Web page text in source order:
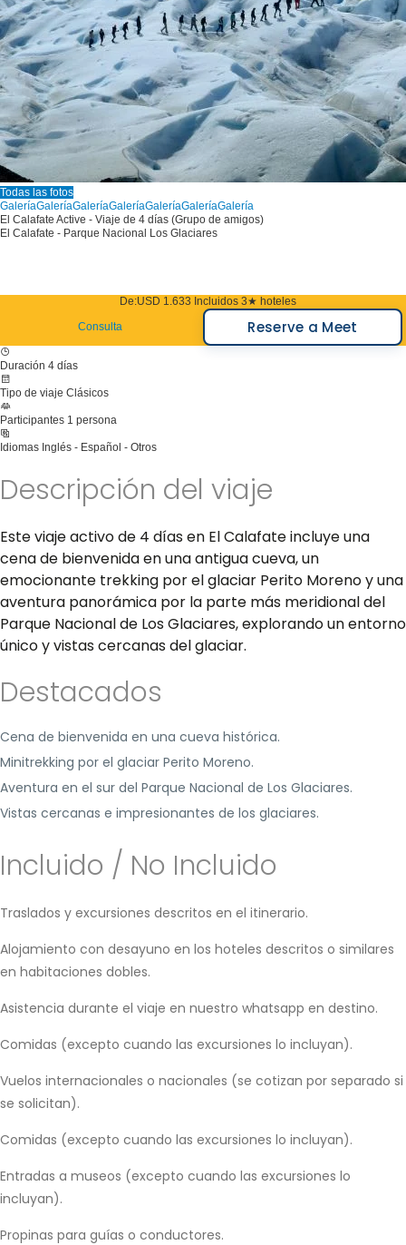
Todas las fotos
GaleríaGaleríaGaleríaGaleríaGaleríaGaleríaGalería
El Calafate Active - Viaje de 4 días (Grupo de amigos)
El Calafate - Parque Nacional Los Glaciares
De:USD 1.633 Incluidos 3★ hoteles
Consulta
Reserve a Meet
Duración 4 días
Tipo de viaje Clásicos
Participantes 1 persona
Idiomas Inglés - Español - Otros
Descripción del viaje
Este viaje activo de 4 días en El Calafate incluye una
cena de bienvenida en una antigua cueva, un
emocionante trekking por el glaciar Perito Moreno y una
aventura panorámica por la parte más meridional del
Parque Nacional de Los Glaciares, explorando un entorno
único y vistas cercanas del glaciar.
Destacados
Cena de bienvenida en una cueva histórica.
Minitrekking por el glaciar Perito Moreno.
Aventura en el sur del Parque Nacional de Los Glaciares.
Vistas cercanas e impresionantes de los glaciares.
Incluido / No Incluido
Traslados y excursiones descritos en el itinerario.
Alojamiento con desayuno en los hoteles descritos o similares
en habitaciones dobles.
Asistencia durante el viaje en nuestro whatsapp en destino.
Comidas (excepto cuando las excursiones lo incluyan).
Vuelos internacionales o nacionales (se cotizan por separado si
se solicitan).
Comidas (excepto cuando las excursiones lo incluyan).
Entradas a museos (excepto cuando las excursiones lo
incluyan).
Propinas para guías o conductores.